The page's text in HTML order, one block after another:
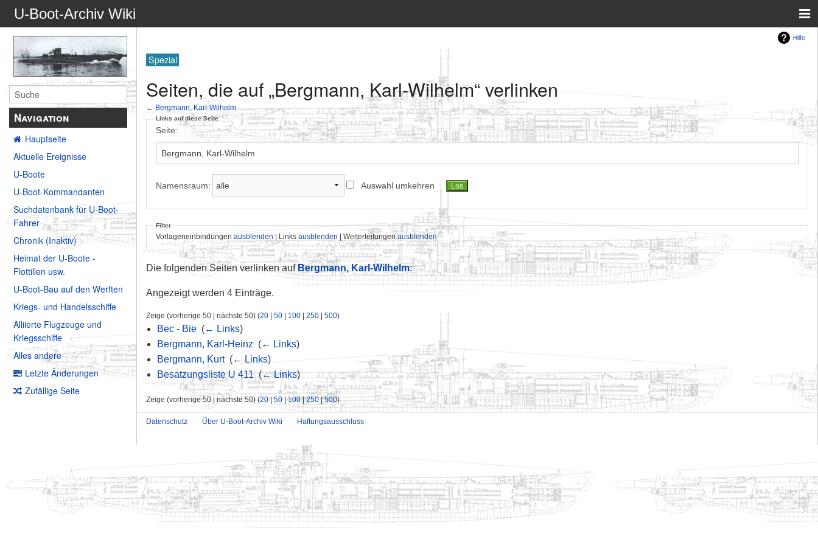
U-Boot-Archiv Wiki
Navigation
Hauptseite
Aktuelle Ereignisse
U-Boote
U-Boot-Kommandanten
Suchdatenbank für U-Boot-
Fahrer
Chronik (Inaktiv)
Heimat der U-Boote -
Flottillen usw.
U-Boot-Bau auf den Werften
Kriegs- und Handelsschiffe
Alliierte Flugzeuge und
Kriegsschiffe
Alles andere
Letzte Änderungen
Zufällige Seite
Hilfe
Spezial
Seiten, die auf „Bergmann, Karl-Wilhelm“ verlinken
← Bergmann, Karl-Wilhelm
Links auf diese Seite
Seite:
Namensraum: Auswahl umkehren
Filter
Vorlageneinbindungen ausblenden | Links ausblenden | Weiterleitungenausblenden
Die folgenden Seiten verlinken aufBergmann, Karl-Wilhelm:
Angezeigt werden 4 Einträge.
Zeige (vorherige 50 | nächste 50) (20 |50 100 |250 |500)
Bec - Bie‎ (← Links)
Bergmann, Karl-Heinz (← Links)
Bergmann, Kurt‎ (← Links)
Besatzungsliste U 411‎(← Links)
Zeige (vorherige 50 | nächste 50) (20|50 |100|250|500)
Datenschutz Über U-Boot-Archiv Wiki Haftungsausschluss